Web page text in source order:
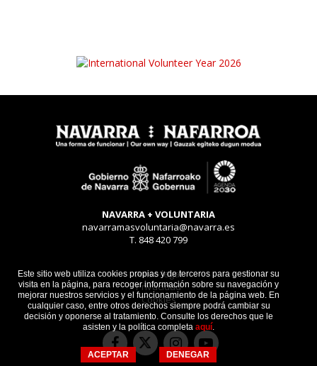
Este sitio web utiliza cookies propias y de terceros para gestionar su
visita en la página, para recoger información sobre su navegación y
mejorar nuestros servicios y el funcionamiento de la página web. En
cualquier caso, entre otros derechos siempre podrá cambiar su
decisión y oponerse al tratamiento. Consulte los derechos que le
asisten y la política completa aquí.
ACEPTAR DENEGAR
NAVARRA + VOLUNTARIA
navarramasvoluntaria@navarra.es
T. 848 420 799
Aviso legal
Privacidad
Cookies
Facebook
Twitter
InstagramYoutube